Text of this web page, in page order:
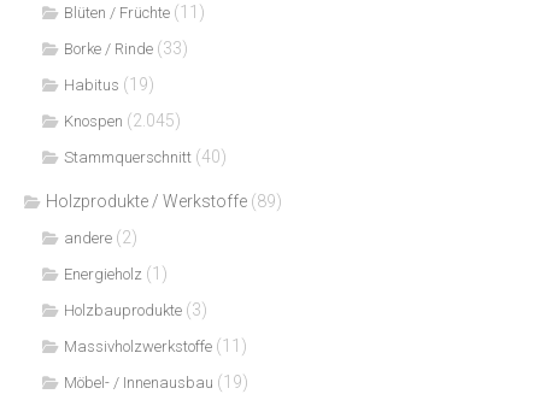
Blüten / Früchte (11)
Borke / Rinde (33)
Habitus (19)
Knospen (2.045)
Stammquerschnitt (40)
Holzprodukte / Werkstoffe (89)
andere (2)
Energieholz (1)
Holzbauprodukte (3)
Massivholzwerkstoffe (11)
Möbel- / Innenausbau (19)